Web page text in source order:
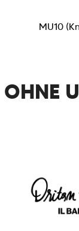
MU10